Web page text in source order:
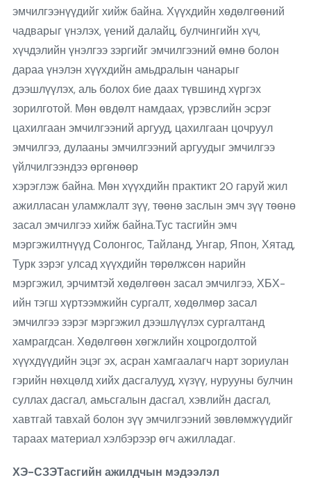
эмчилгээнүүдийг хийж байна. Хүүхдийн хөдөлгөөний
чадварыг үнэлэх, үений далайц, булчингийн хүч,
хүчдэлийн үнэлгээ зэргийг эмчилгээний өмнө болон
дараа үнэлэн хүүхдийн амьдралын чанарыг
дээшлүүлэх, аль болох бие даах түвшинд хүргэх
зорилготой. Мөн өвдөлт намдаах, үрэвслийн эсрэг
цахилгаан эмчилгээний аргууд, цахилгаан цочруул
эмчилгээ, дулааны эмчилгээний аргуудыг эмчилгээ
үйлчилгээндээ өргөнөөр
хэрэглэж байна. Мөн хүүхдийн практикт 20 гаруй жил
ажилласан уламжлалт зүү, төөнө заслын эмч зүү төөнө
засал эмчилгээ хийж байна.Тус тасгийн эмч
мэргэжилтнүүд Солонгос, Тайланд, Унгар, Япон, Хятад,
Турк зэрэг улсад хүүхдийн төрөлжсөн нарийн
мэргэжил, эрчимтэй хөдөлгөөн засал эмчилгээ, ХБХ-
ийн тэгш хүртээмжийн сургалт, хөдөлмөр засал
эмчилгээ зэрэг мэргэжил дээшлүүлэх сургалтанд
хамрагдсан. Хөдөлгөөн хөгжлийн хоцрогдолтой
хүүхдүүдийн эцэг эх, асран хамгаалагч нарт зориулан
гэрийн нөхцөлд хийх дасгалууд, хүзүү, нурууны булчин
суллах дасгал, амьсгалын дасгал, хэвлийн дасгал,
хавтгай тавхай болон зүү эмчилгээний зөвлөмжүүдийг
тараах материал хэлбэрээр өгч ажилладаг.
ХЭ-СЗЭТасгийн ажилдчын мэдээлэл